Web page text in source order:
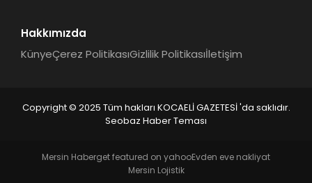
Hakkımızda
KünyeÇerez PolitikasıGizlilik Politikasıİletişim
Copyright © 2025 Tüm hakları KOCAELİ GAZETESİ 'da saklıdır.
Seobaz Haber Teması
Mersin Haberget featured on yahooEvden eve nakliyat
Mersin Lojistik